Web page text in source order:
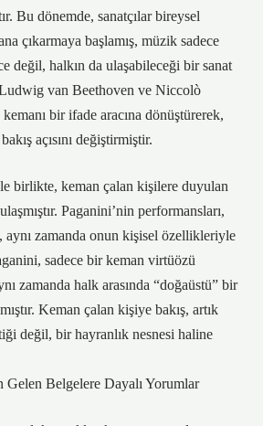
Bu dönemde, sanatçılar bireysel
çıkarmaya başlamış, müzik sadece
değil, halkın da ulaşabileceği bir sanat
van Beethoven ve Niccolò
bir ifade aracına dönüştürerek,
açısını değiştirmiştir.
birlikte, keman çalan kişilere duyulan
Paganini’nin performansları,
aynı zamanda onun kişisel özellikleriyle
sadece bir keman virtüözü
zamanda halk arasında “doğaüstü” bir
Keman çalan kişiye bakış, artık
değil, bir hayranlık nesnesi haline
Belgelere Dayalı Yorumlar